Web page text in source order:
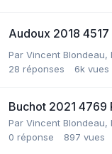
Audoux 2018
Par Vincent Blondeau,
28 réponses 6k vues
Buchot 2021 4769
Par Vincent Blondeau,
0 réponse 897 vues